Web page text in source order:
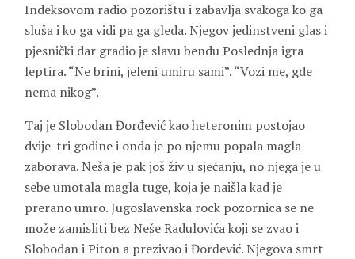
Indeksovom radio pozorištu i zabavlja svakoga ko ga
sluša i ko ga vidi pa ga gleda. Njegov jedinstveni glas i
pjesnički dar gradio je slavu bendu Poslednja igra
leptira. “Ne brini, jeleni umiru sami”. “Vozi me, gde
nema nikog”.
Taj je Slobodan Đorđević kao heteronim postojao
dvije-tri godine i onda je po njemu popala magla
zaborava. Neša je pak još živ u sjećanju, no njega je u
sebe umotala magla tuge, koja je naišla kad je
prerano umro. Jugoslavenska rock pozornica se ne
može zamisliti bez Neše Radulovića koji se zvao i
Slobodan i Piton a prezivao i Đorđević. Njegova smrt